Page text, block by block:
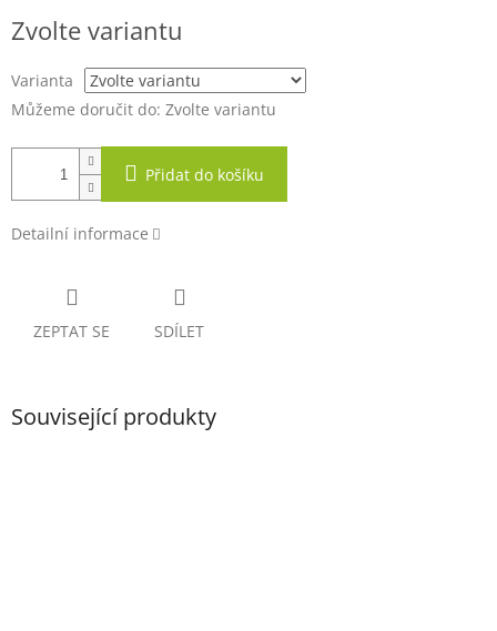
cena:
Zvolte variantu
Varianta
Můžeme doručit do: Zvolte variantu
Přidat do košíku
Detailní informace
ZEPTAT SE SDÍLET
Související produkty